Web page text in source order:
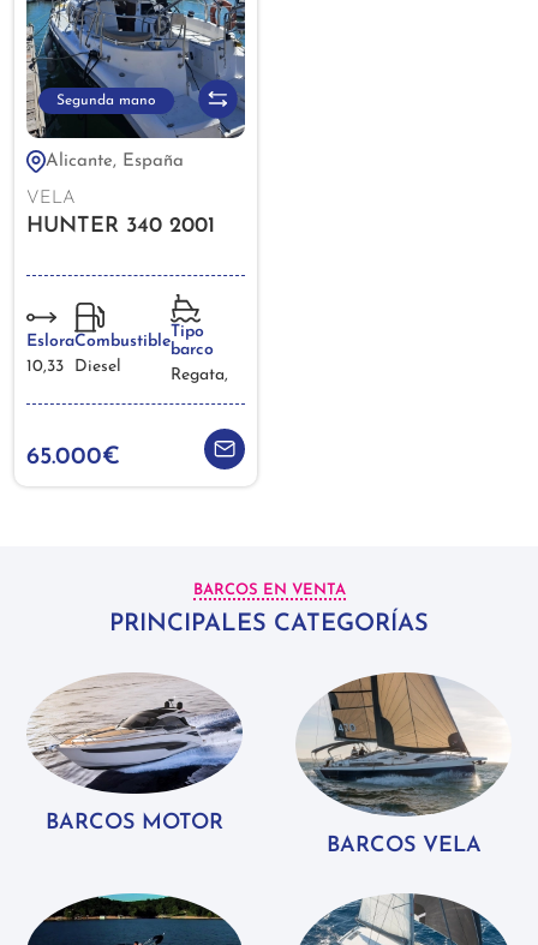
Segunda mano
Alicante, España
VELA
HUNTER 340 2001
Eslora
10,33
Combustible
Diesel
Tipo
barco
Regata,
65.000€
BARCOS EN VENTA
PRINCIPALES CATEGORÍAS
BARCOS MOTOR
BARCOS VELA